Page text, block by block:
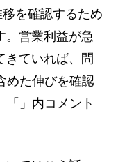
を確認するため
。営業利益が急
きていれば、問
めた伸びを確認
「」内コメント